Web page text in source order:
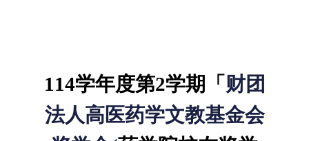
114学年度第2学期 「 财团
法人高医药学文教基金会